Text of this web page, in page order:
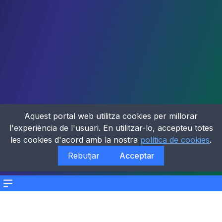
Menu
Aquest portal web utilitza cookies per millorar
l'experiència de l'usuari. En utilitzar-lo, accepteu totes
les cookies d'acord amb la nostra política de cookies.
Rebutjar
Acceptar